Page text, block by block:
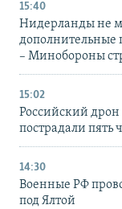
15:40
Нидерланды не
дополнительные
– Минобороны
15:02
Российский дрон
пострадали пять
14:30
Военные РФ
под Ялтой